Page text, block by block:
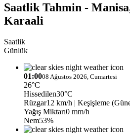
Saatlik Tahmin -
Karaali
Saatlik
Günlük
01:0008 Ağustos 2026, Cumartesi
26°C
Hissedilen30°C
Rüzgar12 km/h | Keşişleme
Yağış Miktarı0 mm/h
Nem53%